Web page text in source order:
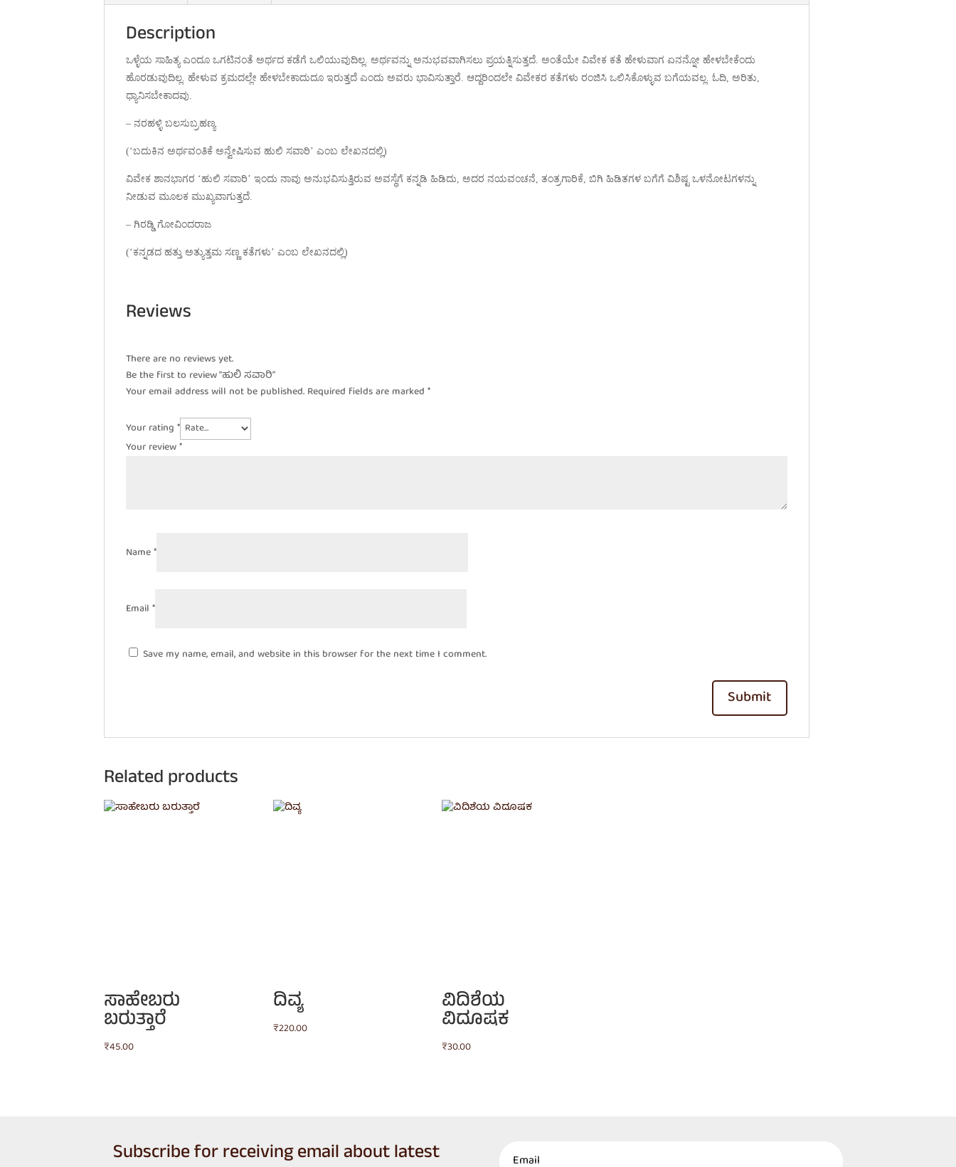
Description
ಒಳ್ಳೆಯ ಸಾಹಿತ್ಯ ಎಂದೂ ಒಗಟಿನಂತೆ ಅರ್ಥದ ಕಡೆಗೆ ಒಲಿಯುವುದಿಲ್ಲ. ಅರ್ಥವನ್ನು ಅನುಭವವಾಗಿಸಲು ಪ್ರಯತ್ನಿಸುತ್ತದೆ. ಅಂತೆಯೇ ವಿವೇಕ ಕತೆ ಹೇಳುವಾಗ ಏನನ್ನೋ ಹೇಳಬೇಕೆಂದು
ಹೊರಡುವುದಿಲ್ಲ. ಹೇಳುವ ಕ್ರಮದಲ್ಲೇ ಹೇಳಬೇಕಾದುದೂ ಇರುತ್ತದೆ ಎಂದು ಅವರು ಭಾವಿಸುತ್ತಾರೆ. ಆದ್ದರಿಂದಲೇ ವಿವೇಕರ ಕತೆಗಳು ರಂಜಿಸಿ ಒಲಿಸಿಕೊಳ್ಳುವ ಬಗೆಯವಲ್ಲ. ಓದಿ, ಅರಿತು,
ಧ್ಯಾನಿಸಬೇಕಾದವು.
– ನರಹಳ್ಳಿ ಬಲಸುಬ್ರಹಣ್ಯ
(‘ಬದುಕಿನ ಅರ್ಥವಂತಿಕೆ ಅನ್ವೇಷಿಸುವ ಹುಲಿ ಸವಾರಿ’ ಎಂಬ ಲೇಖನದಲ್ಲಿ)
ವಿವೇಕ ಶಾನಭಾಗರ ‘ಹುಲಿ ಸವಾರಿ’ ಇಂದು ನಾವು ಅನುಭವಿಸುತ್ತಿರುವ ಅವಸ್ಥೆಗೆ ಕನ್ನಡಿ ಹಿಡಿದು, ಅದರ ನಯವಂಚನೆ, ತಂತ್ರಗಾರಿಕೆ, ಬಿಗಿ ಹಿಡಿತಗಳ ಬಗೆಗೆ ವಿಶಿಷ್ಟ ಒಳನೋಟಗಳನ್ನು
ನೀಡುವ ಮೂಲಕ ಮುಖ್ಯವಾಗುತ್ತದೆ.
– ಗಿರಡ್ಡಿ ಗೋವಿಂದರಾಜ
(‘ಕನ್ನಡದ ಹತ್ತು ಅತ್ಯುತ್ತಮ ಸಣ್ಣ ಕತೆಗಳು’ ಎಂಬ ಲೇಖನದಲ್ಲಿ)
Reviews
There are no reviews yet.
Be the first to review “ಹುಲಿ ಸವಾರಿ”
Your email address will not be published. Required fields are marked*
Your rating*
Your review*
Name*
Email*
Save my name, email, and website in this browser for the next time I comment.
Related products
ಸಾಹೇಬರು
ಬರುತ್ತಾರೆ
₹45.00
ದಿವ್ಯ
₹220.00
ವಿದಿಶೆಯ
ವಿದೂಷಕ
₹30.00
Subscribe for receiving email about latest